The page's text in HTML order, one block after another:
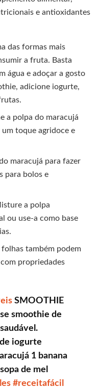
e antioxidantes
das formas mais
a fruta. Basta
água e adoçar a gosto
adicione iogurte,
a polpa do maracujá
toque agridoce e
maracujá para fazer
para bolos e
a polpa
ou use-a como base
folhas também podem
propriedades
SMOOTHIE
smoothie de
de iogurte
1 banana
de mel
#receitafácil